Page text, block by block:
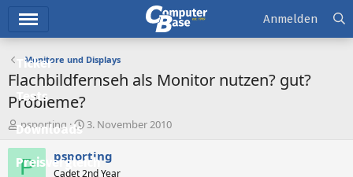
Ticker
Tests
Downloads
Preisvergleich
Anmelden
Monitore und Displays
Flachbildfernseh als Monitor nutzen? gut?
Probleme?
E
r
s
t
psporting
E
s
3. November 2010
P psporting
Cadet 2nd Year